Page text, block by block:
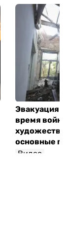
Эвакуация
время
основные
Видео